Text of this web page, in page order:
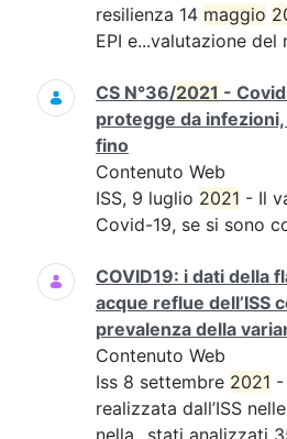
resilienza 14 maggio
EPI e...valutazione del
CS N°36/2021 -
protegge da
fino
Contenuto Web
ISS, 9 luglio 2021 - Il
Covid-19, se si sono
COVID19: i dati della
acque reflue dell’ISS
prevalenza della
Contenuto Web
Iss 8 settembre 2021 -
realizzata dall’ISS
nella...stati analizzati